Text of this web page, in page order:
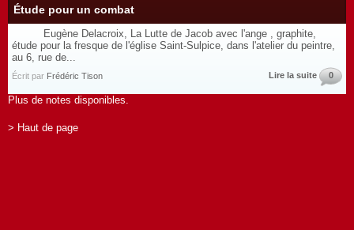
Étude pour un combat
Eugène Delacroix, La Lutte de Jacob avec l'ange , graphite,
étude pour la fresque de l'église Saint-Sulpice, dans l'atelier du peintre,
au 6, rue de...
Écrit par Frédéric Tison Lire la suite 0
Plus de notes disponibles.
> Haut de page